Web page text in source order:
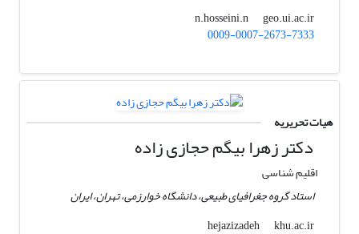
n.hosseini.n
geo.ui.ac.ir
0009-0007-2673-7333
هیات تحریریه
دکتر زهرا بیگم حجازی زاده
اقلیم شناسی
استاد گروه جغرافیای طبیعی، دانشگاه خوارزمی، تهران، ایران
hejazizadeh
khu.ac.ir